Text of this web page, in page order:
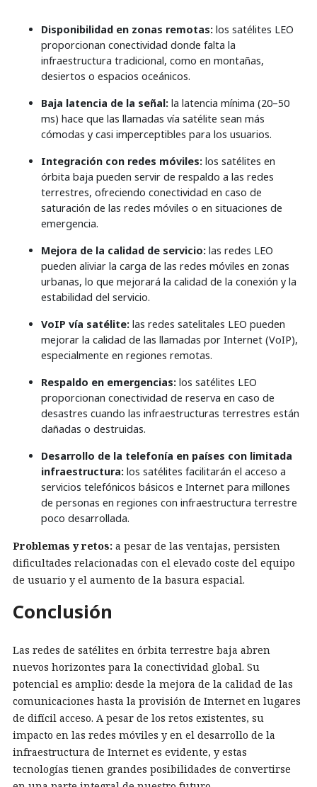
Disponibilidad en zonas remotas: los satélites LEO
proporcionan conectividad donde falta la
infraestructura tradicional, como en montañas,
desiertos o espacios oceánicos.
Baja latencia de la señal: la latencia mínima (20–50
ms) hace que las llamadas vía satélite sean más
cómodas y casi imperceptibles para los usuarios.
Integración con redes móviles: los satélites en
órbita baja pueden servir de respaldo a las redes
terrestres, ofreciendo conectividad en caso de
saturación de las redes móviles o en situaciones de
emergencia.
Mejora de la calidad de servicio: las redes LEO
pueden aliviar la carga de las redes móviles en zonas
urbanas, lo que mejorará la calidad de la conexión y la
estabilidad del servicio.
VoIP vía satélite: las redes satelitales LEO pueden
mejorar la calidad de las llamadas por Internet (VoIP),
especialmente en regiones remotas.
Respaldo en emergencias: los satélites LEO
proporcionan conectividad de reserva en caso de
desastres cuando las infraestructuras terrestres están
dañadas o destruidas.
Desarrollo de la telefonía en países con limitada
infraestructura: los satélites facilitarán el acceso a
servicios telefónicos básicos e Internet para millones
de personas en regiones con infraestructura terrestre
poco desarrollada.
Problemas y retos: a pesar de las ventajas, persisten
dificultades relacionadas con el elevado coste del equipo
de usuario y el aumento de la basura espacial.
Conclusión
Las redes de satélites en órbita terrestre baja abren
nuevos horizontes para la conectividad global. Su
potencial es amplio: desde la mejora de la calidad de las
comunicaciones hasta la provisión de Internet en lugares
de difícil acceso. A pesar de los retos existentes, su
impacto en las redes móviles y en el desarrollo de la
infraestructura de Internet es evidente, y estas
tecnologías tienen grandes posibilidades de convertirse